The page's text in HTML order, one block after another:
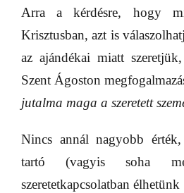
Arra a kérdésre, hogy
Krisztusban, azt is
az ajándékai miatt
Szent Ágoston
jutalma maga a szeretett
Nincs annál nagyobb
tartó (vagyis soha
szeretetkapcsolatban